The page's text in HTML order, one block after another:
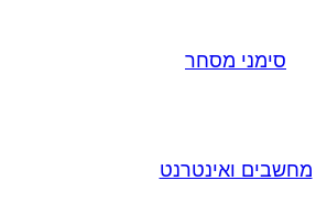
סימני מסחר
מחשבים ואינטרנט